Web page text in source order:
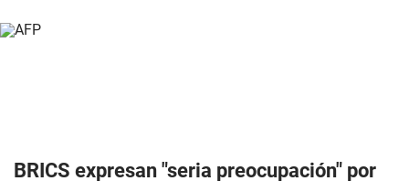
BRICS expresan "seria preocupación" por